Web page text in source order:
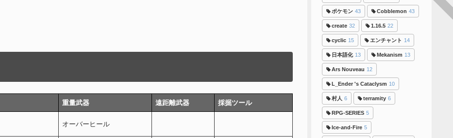
重量武器 遠距離武器 採掘ツール
オーバーヒール
ポケモン 43 Cobblemon 43
create 32 1.16.5 22
cyclic 15 エンチャント 14
日本語化 13 Mekanism 13
Ars Nouveau 12
L_Ender 's Cataclysm 10
村人 6 terramity 6
RPG-SERIES 5
Ice-and-Fire 5